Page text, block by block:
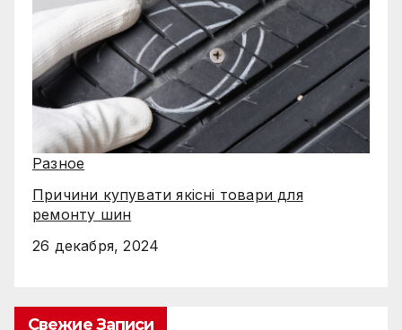
Разное
Причини купувати якісні товари для
ремонту шин
26 декабря, 2024
Свежие Записи